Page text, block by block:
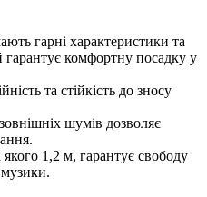
гарні характеристики та
комфортну посадку у
та стійкість до зносу
шумів дозволяє
1,2 м, гарантує свободу
музики.